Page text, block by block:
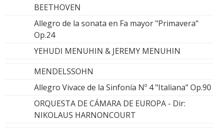
BEETHOVEN
Allegro de la sonata en Fa mayor "Primavera"
Op.24
YEHUDI MENUHIN & JEREMY MENUHIN
MENDELSSOHN
Allegro Vivace de la Sinfonía Nº 4 "Italiana" Op.90
ORQUESTA DE CÁMARA DE EUROPA - Dir:
NIKOLAUS HARNONCOURT